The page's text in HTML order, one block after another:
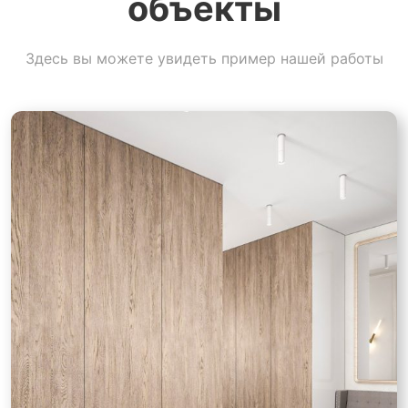
Здесь вы можете увидеть пример нашей работы